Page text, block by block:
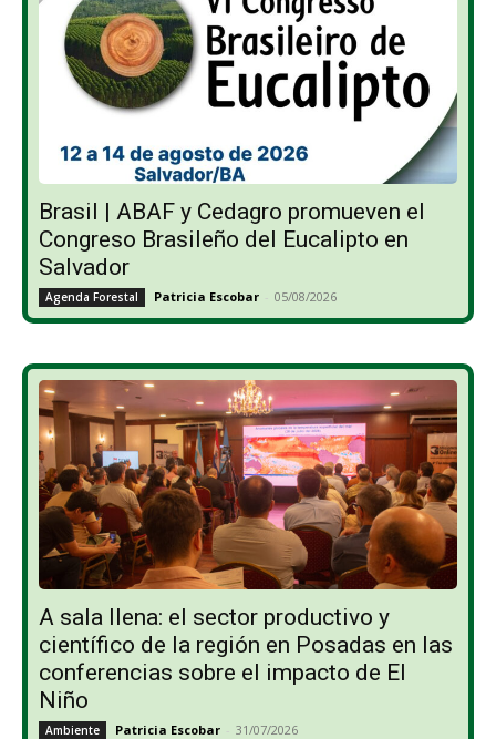
Brasil | ABAF y Cedagro promueven el
Congreso Brasileño del Eucalipto en
Salvador
Agenda Forestal Patricia Escobar - 05/08/2026
A sala llena: el sector productivo y
científico de la región en Posadas en las
conferencias sobre el impacto de El
Niño
Ambiente Patricia Escobar - 31/07/2026